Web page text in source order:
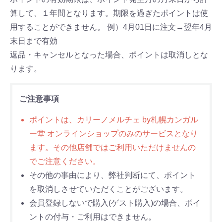
算して、１年間となります。期限を過ぎたポイントは使
用することができません。 例）4月01日に注文→翌年4月
末日まで有効
返品・キャンセルとなった場合、ポイントは取消しとな
ります。
ご注意事項
ポイントは、カリーノメルチェ by札幌カンガル
ー堂 オンラインショップのみのサービスとなり
ます。その他店舗ではご利用いただけませんの
でご注意ください。
その他の事由により、弊社判断にて、ポイント
を取消しさせていただくことがございます。
会員登録しないで購入(ゲスト購入)の場合、ポイ
ントの付与・ご利用はできません。